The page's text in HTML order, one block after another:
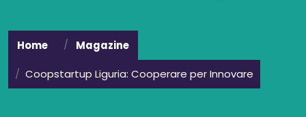
Home
Magazine
Coopstartup Liguria: Cooperare per Innovare